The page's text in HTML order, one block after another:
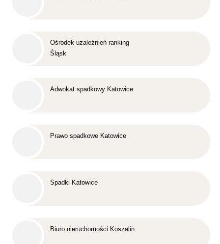
Ośrodek uzależnień ranking
Śląsk
Adwokat spadkowy Katowice
Prawo spadkowe Katowice
Spadki Katowice
Biuro nieruchomości Koszalin